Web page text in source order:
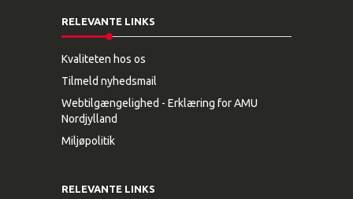
RELEVANTE LINKS
Kvaliteten hos os
Tilmeld nyhedsmail
Webtilgængelighed - Erklæring for AMU
Nordjylland
Miljøpolitik
RELEVANTE LINKS